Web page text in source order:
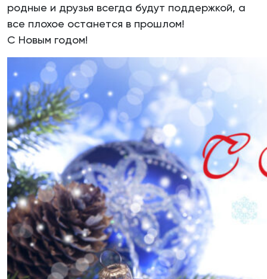
родные и друзья всегда будут поддержкой, а
все плохое останется в прошлом!
С Новым годом!